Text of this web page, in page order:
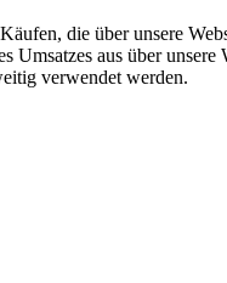
die über unsere
aus über
verwendet werden.